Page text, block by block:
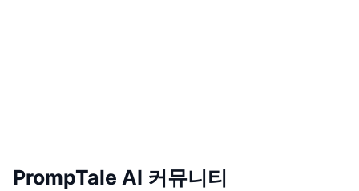
PrompTale AI 커뮤니티